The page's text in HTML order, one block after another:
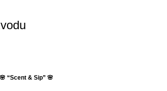
“Scent & Sip” 🌸